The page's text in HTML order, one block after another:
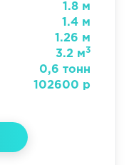
1.8 м
1.4 м
1.26 м
3.2 м3
0,6 тонн
102600 р